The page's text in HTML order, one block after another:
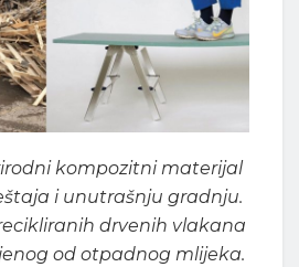
kompozitni materijal
i unutrašnju gradnju.
drvenih vlakana
od otpadnog mlijeka.